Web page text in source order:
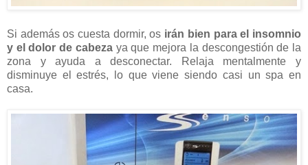
Si además os cuesta dormir, os irán bien para el insomnio
y el dolor de cabezaya que mejora la descongestión de la
zona y ayuda a desconectar. Relaja mentalmente y
disminuye el estrés, lo que viene siendo casi un spa en
casa.